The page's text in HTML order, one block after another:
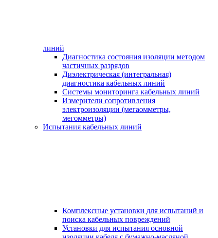
линий
Диагностика состояния изоляции методом
частичных разрядов
Диэлектрическая (интегральная)
диагностика кабельных линий
Системы мониторинга кабельных линий
Измерители сопротивления
электроизоляции (мегаомметры,
мегомметры)
Испытания кабельных линий
Комплексные установки для испытаний и
поиска кабельных повреждений
Установки для испытания основной